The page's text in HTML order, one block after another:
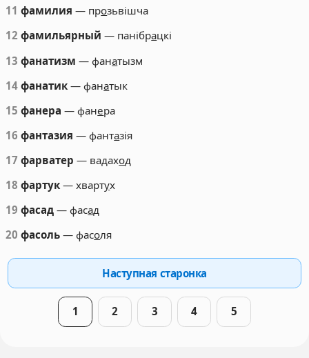
11 фамилия — прозьвішча
12 фамильярный — панібрацкі
13 фанатизм — фанатызм
14 фанатик — фанатык
15 фанера — фанера
16 фантазия — фантазія
17 фарватер — вадаход
18 фартук — хвартух
19 фасад — фасад
20 фасоль — фасоля
Наступная старонка
1 2 3 4 5